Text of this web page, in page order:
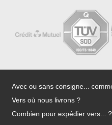
Avec ou sans consigne...
Vers où nous livrons ?
Combien pour expédier vers... ?